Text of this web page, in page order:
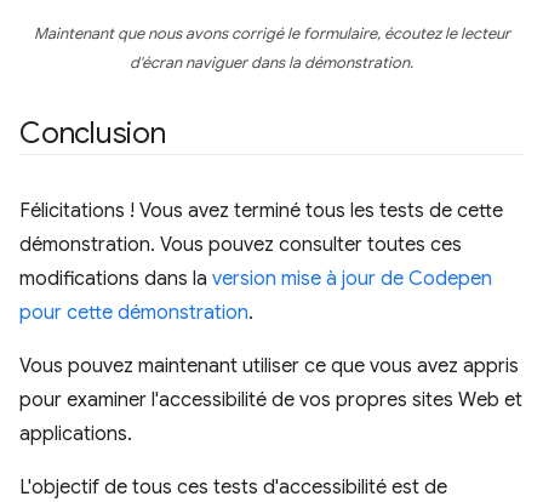
Maintenant que nous avons corrigé le formulaire, écoutez le lecteur
d'écran naviguer dans la démonstration.
Conclusion
Félicitations ! Vous avez terminé tous les tests de cette
démonstration. Vous pouvez consulter toutes ces
modifications dans la version mise à jour de Codepen
pour cette démonstration.
Vous pouvez maintenant utiliser ce que vous avez appris
pour examiner l'accessibilité de vos propres sites Web et
applications.
L'objectif de tous ces tests d'accessibilité est de